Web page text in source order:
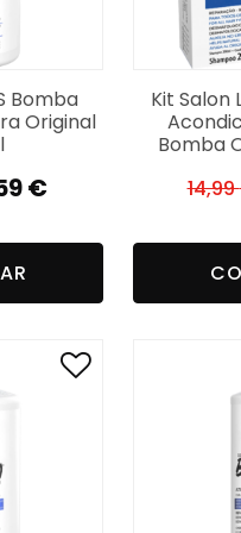
Bomba
Original
€
Kit Salon
Bomba
14,99